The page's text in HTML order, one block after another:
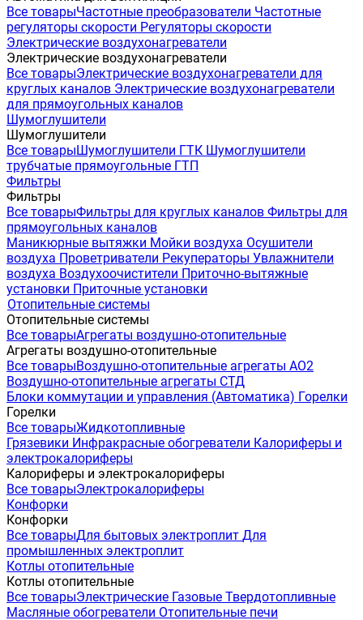
Все товарыЧастотные преобразователи Частотные
регуляторы скорости Регуляторы скорости
Электрические воздухонагреватели
Электрические воздухонагреватели
Все товарыЭлектрические воздухонагреватели для
круглых каналов Электрические воздухонагреватели
для прямоугольных каналов
Шумоглушители
Шумоглушители
Все товарыШумоглушители ГТК Шумоглушители
трубчатые прямоугольные ГТП
Фильтры
Фильтры
Все товарыФильтры для круглых каналов Фильтры для
прямоугольных каналов
Маникюрные вытяжки Мойки воздуха Осушители
воздуха Проветриватели Рекуператоры Увлажнители
воздуха Воздухоочистители Приточно-вытяжные
установки Приточные установки
Отопительные системы
Отопительные системы
Все товарыАгрегаты воздушно-отопительные
Агрегаты воздушно-отопительные
Все товарыВоздушно-отопительные агрегаты АО2
Воздушно-отопительные агрегаты СТД
Блоки коммутации и управления (Автоматика) Горелки
Горелки
Все товарыЖидкотопливные
Грязевики Инфракрасные обогреватели Калориферы и
электрокалориферы
Калориферы и электрокалориферы
Все товарыЭлектрокалориферы
Конфорки
Конфорки
Все товарыДля бытовых электроплит Для
промышленных электроплит
Котлы отопительные
Котлы отопительные
Все товарыЭлектрические Газовые Твердотопливные
Масляные обогреватели Отопительные печи